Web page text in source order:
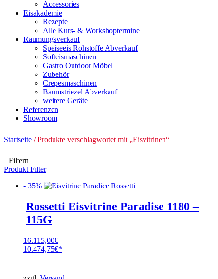
Accessories
Eisakademie
Rezepte
Alle Kurs- & Workshoptermine
Räumungsverkauf
Speiseeis Rohstoffe Abverkauf
Softeismaschinen
Gastro Outdoor Möbel
Zubehör
Crepesmaschinen
Baumstriezel Abverkauf
weitere Geräte
Referenzen
Showroom
Startseite / Produkte verschlagwortet mit „Eisvitrinen“
Filtern
Produkt Filter
- 35%
Rossetti Eisvitrine Paradise 1180 –
115G
16.115,00€
Ursprünglicher
16.115,00€
10.474,75€
ist: